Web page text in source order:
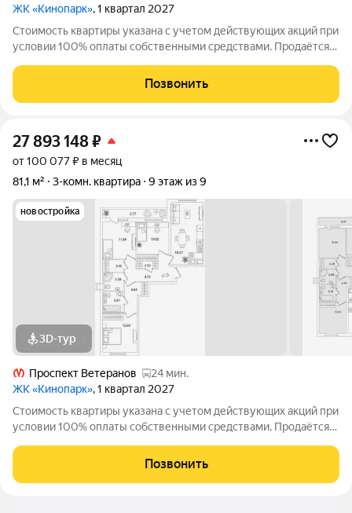
ЖК «Кинопарк», 1 квартал 2027
Стоимость квартиры указана с учетом действующих акций при
условии 100% оплаты собственными средствами. Продаётся
(Росстройинвест). Квартира находится в 9 этажном доме, в
Очередь 1, Корпус 1
Позвонить
27 893 148₽
от 100 077 ₽ в месяц
81,1 м²
3-комн. квартира 9 этаж из 9
новостройка
3D-тур
Проспект Ветеранов
24 мин.
ЖК «Кинопарк», 1 квартал 2027
Стоимость квартиры указана с учетом действующих акций при
условии 100% оплаты собственными средствами. Продаётся
(Росстройинвест). Квартира находится в 9 этажном доме, в
Очередь 1, Корпус 1
Позвонить